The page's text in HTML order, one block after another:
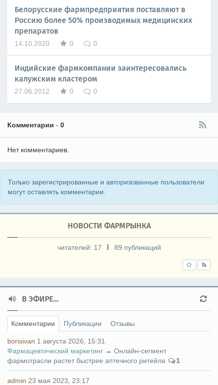
Белорусские фармпредприятия поставляют в
Россию более 50% производимых медицинских
препаратов
14.10.2020 0 0
Индийские фармкомпании заинтересовались
калужским кластером
27.06.2012 0 0
Комментарии - 0
Нет комментариев.
Только зарегистрированные и авторизованные пользователи
могут оставлять комментарии.
НОВОСТИ ФАРМРЫНКА
читателей: 17 89 публикаций
В ЭФИРЕ...
Комментарии Публикации Отзывы
borisivan 1 августа 2026, 15:31
Фармацевтический маркетинг → Онлайн-сегмент
фармотрасли растет быстрее аптечного ритейла
1
admin 23 мая 2023, 23:17